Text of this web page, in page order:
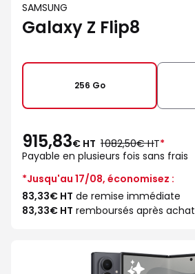
SAMSUNG
Galaxy Z Flip8
256 Go
915,83€ HT au
lieu
de
1 082,50€ HT*
Payable en plusieurs fois sans frais
*Jusqu'au 17/08, économisez :
83,33€ HT de remise immédiate
83,33€ HT remboursés après achat